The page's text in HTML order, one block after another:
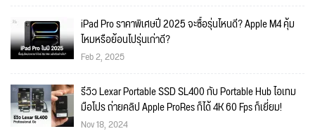
iPad Pro ราคาพิเศษปี 2025 จะซื้อรุ่นไหนดี? Apple M4 คุ้ม
ไหมหรือย้อนไปรุ่นเก่าดี?
Feb 2, 2025
รีวิว Lexar Portable SSD SL400 กับ Portable Hub ไอเทม
มือโปร ถ่ายคลิป Apple ProRes ก็ได้ 4K 60 Fps ก็เยี่ยม!
Nov 18, 2024